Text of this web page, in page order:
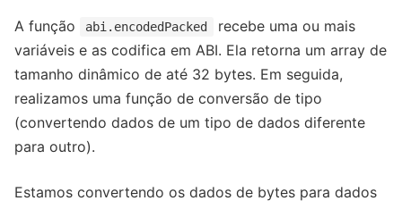
A função abi.encodedPacked
recebe uma ou mais
variáveis e as codifica em ABI. Ela retorna um array de
tamanho dinâmico de até 32 bytes. Em seguida,
realizamos uma função de conversão de tipo
(convertendo dados de um tipo de dados diferente
para outro).
Estamos convertendo os dados de bytes para dados